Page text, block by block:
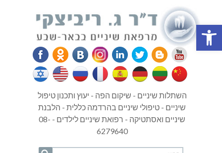
פתח סרגל נגישות
השתלות שיניים - שיקום הפה - יעוץ ותכנון טיפול
שיניים - טיפולי שיניים בהרדמה כללית - הלבנת
שיניים ואסתטיקה - רפואת שיניים לילדים - 08-
6279640